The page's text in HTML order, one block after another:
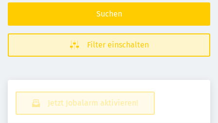
Suchen
Filter einschalten
Jetzt Jobalarm aktivieren!